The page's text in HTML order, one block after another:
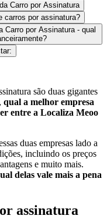
Carro por Assinatura
carros por assinatura?
Carro por Assinatura - qual
são duas gigantes
qual a melhor empresa
entre a Localiza Meoo
duas empresas lado a
incluindo os preços
e muito mais.
delas vale mais a pena
assinatura